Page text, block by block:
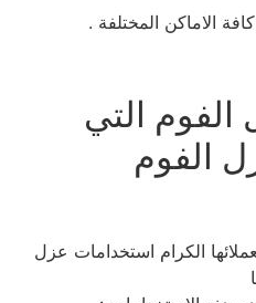
الاماكن المختلفة .
التي
الفوم
الكرام استخدامات عزل